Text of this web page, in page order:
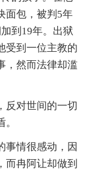
面包，被判5年
到19年。出狱
受到一位主教的
，然而法律却滥
反对世间的一切
事情很感动，因
而冉阿让却做到